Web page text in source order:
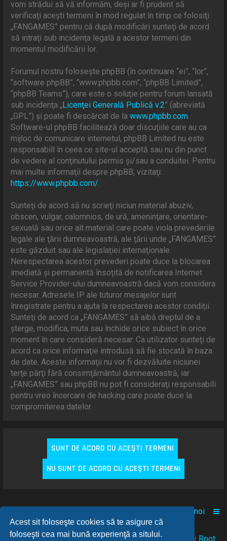
Acest sit foloseşte cookies să te asigure că
foloseşti cea mai bună experienţă a sitului.
vom strădui să vă informăm, deşi ar fi prudent să
verificaţi aceşti termeni în mod regulat în timp ce folosiţi
„FANGAMES” pentru că după modificări sunteţi de acord
să intraţi sub incidenţa legală a acestor termeni din
momentul modificării lor.
Forumul nostru foloseşte phpBB (în continuare “ei”, “lor”,
“software phpBB”, “www.phpbb.com”, “phpBB Limited”,
“phpBB Teams”), care este o soluţie pentru forum lansată
sub incidenţa „ Licenţei Generală Publică v.2” (abreviată
„GPL”) şi poate fi descărcat de lawww.phpbb.com.
Software-ul phpBB facilitează doar discuţiile care au ca
mijloc de comunicare internetul, phpBB Limited nu este
responsabill în ceea ce site-ul acceptă sau nu din punct
de vedere al conţinutului permis şi/sau a conduitei. Pentru
mai multe informaţii despre phpBB, vizitaţi:
https://www.phpbb.com/.
Sunteţi de acord să nu scrieţi niciun material abuziv,
obscen, vulgar, calomnios, de ură, ameninţare, orientare-
sexuală sau orice alt material care poate viola prevederile
legale ale ţării dumneavoastră, ale ţării unde „FANGAMES”
este găzduit sau ale legislaţiei internaţionale.
Nerespectarea acestor prevederi poate duce la blocarea
imediată şi permanentă însoţită de notificarea Internet
Service Provider-ului dumneavoastră dacă vom considera
necesar. Adresele IP ale tuturor mesajelor sunt
înregistrate pentru a ajuta la respectarea acestor condiţii.
Sunteţi de acord ca „FANGAMES” să aibă dreptul de a
şterge, modifica, muta sau închide orice subiect în orice
moment în care consideră necesar. Ca utilizator sunteţi de
acord ca orice informaţie introdusă să fie stocată în baza
de date. Aceste informaţii nu vor fi dezvăluite niciunei
terţe părţi fără consimţământul dumneavoastră, iar
„FANGAMES” sau phpBB nu pot fi consideraţi responsabili
pentru vreo încercare de hacking care poate duce la
compromiterea datelor.
Despre noi
© 2021-2025 Powered byFANGAMES™• Design by Root